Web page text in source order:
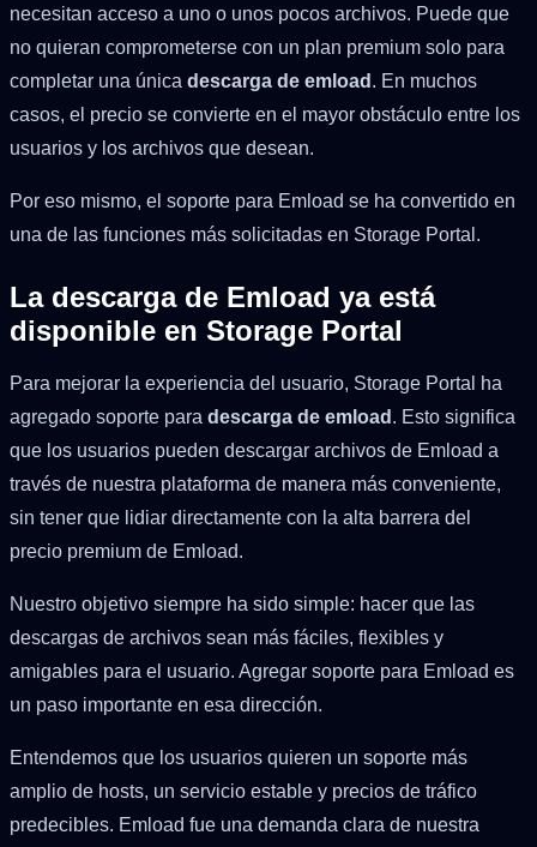
necesitan acceso a uno o unos pocos archivos. Puede que
no quieran comprometerse con un plan premium solo para
completar una única descarga de emload . En muchos
casos, el precio se convierte en el mayor obstáculo entre los
usuarios y los archivos que desean.
Por eso mismo, el soporte para Emload se ha convertido en
una de las funciones más solicitadas en Storage Portal.
La descarga de Emload ya está
disponible en Storage Portal
Para mejorar la experiencia del usuario, Storage Portal ha
agregado soporte para descarga de emload . Esto significa
que los usuarios pueden descargar archivos de Emload a
través de nuestra plataforma de manera más conveniente,
sin tener que lidiar directamente con la alta barrera del
precio premium de Emload.
Nuestro objetivo siempre ha sido simple: hacer que las
descargas de archivos sean más fáciles, flexibles y
amigables para el usuario. Agregar soporte para Emload es
un paso importante en esa dirección.
Entendemos que los usuarios quieren un soporte más
amplio de hosts, un servicio estable y precios de tráfico
predecibles. Emload fue una demanda clara de nuestra